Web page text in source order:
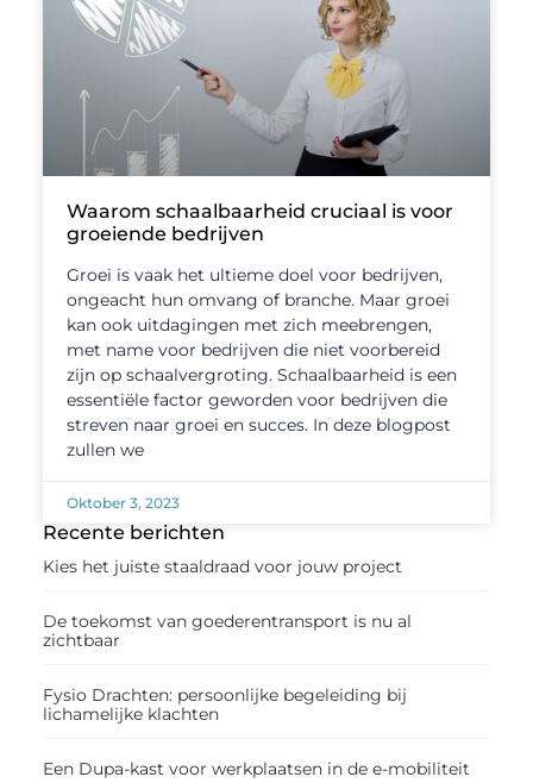
Recente berichten
Kies het juiste staaldraad voor jouw project
De toekomst van goederentransport is nu al
zichtbaar
Fysio Drachten: persoonlijke begeleiding bij
lichamelijke klachten
Een Dupa-kast voor werkplaatsen in de e-mobiliteit
Waarom schaalbaarheid cruciaal is voor
groeiende bedrijven
Groei is vaak het ultieme doel voor bedrijven,
ongeacht hun omvang of branche. Maar groei
kan ook uitdagingen met zich meebrengen,
met name voor bedrijven die niet voorbereid
zijn op schaalvergroting. Schaalbaarheid is een
essentiële factor geworden voor bedrijven die
streven naar groei en succes. In deze blogpost
zullen we
Oktober 3, 2023